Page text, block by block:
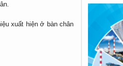
xuất hiện ở bàn chân